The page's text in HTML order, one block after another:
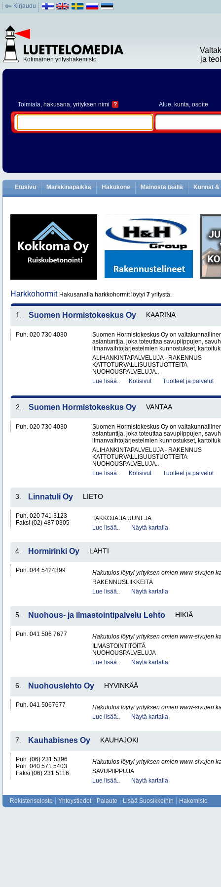
Kirjaudu
Kotimainen yrityshakemisto
ja
Toimiala, hakusana, yrityksen nimi ? Alue, kunta, osoite
Etusivu Markkinapaikka Hakukone Mainosta täällä Kunnat
Harkkohormit Hakusanalla harkkohormit löytyi 7 yritystä.
1. Suomen Hormistokeskus Oy KAARINA
Puh. 020 730 4030
Suomen Hormistokeskus Oy on
asiantuntija, joka toteuttaa savupiippujen,
ilmanvaihtojärjestelmien kunnostukset,
ALIHANKINTAPALVELUJA - RAKENNUS
KATTOTURVALLISUUSTUOTTEITA
NUOHOUSPALVELUJA..
Lue lisää..
Kotisivut Tuotteet ja palvelut
2. Suomen Hormistokeskus Oy VANTAA
Puh. 020 730 4030
Suomen Hormistokeskus Oy on
asiantuntija, joka toteuttaa savupiippujen,
ilmanvaihtojärjestelmien kunnostukset,
ALIHANKINTAPALVELUJA - RAKENNUS
KATTOTURVALLISUUSTUOTTEITA
NUOHOUSPALVELUJA..
Lue lisää..
Kotisivut Tuotteet ja palvelut
3. Linnatuli Oy LIETO
Puh. 020 741 3123
Faksi (02) 487 0305
TAKKOJA JA UUNEJA
Lue lisää..
Näytä kartalla
4. Hormirinki Oy LAHTI
Puh. 044 5424399
Hakutulos löytyi yrityksen omien www-sivujen
RAKENNUSLIIKKEITÄ
Lue lisää..
Näytä kartalla
5. Nuohous- ja ilmastointipalvelu Lehto HIKIÄ
Puh. 041 506 7677
Hakutulos löytyi yrityksen omien www-sivujen
ILMASTOINTITÖITÄ
NUOHOUSPALVELUJA
Lue lisää..
Näytä kartalla
6. Nuohouslehto Oy HYVINKÄÄ
Puh. 041 5067677
Hakutulos löytyi yrityksen omien www-sivujen
Lue lisää..
Näytä kartalla
7. Kauhabisnes Oy KAUHAJOKI
Puh. (06) 231 5396
Puh. 040 571 5403
Faksi (06) 231 5116
Hakutulos löytyi yrityksen omien www-sivujen
SAVUPIIPPUJA
Lue lisää..
Näytä kartalla
Rekisteriseloste Yhteystiedot Palaute Lisää Suosikkeihin Hakemisto